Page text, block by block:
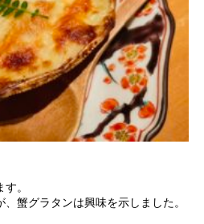
。
蟹グラタンは興味を示しました。